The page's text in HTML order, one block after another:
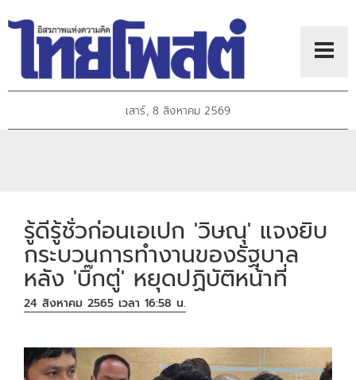
เสาร์, 8 สิงหาคม 2569
รู้ดีรู้ชั่วก่อนเอเปก 'วิษณุ' แจงยิบ
กระบวนการทำงานของรัฐบาล
หลัง 'บิ๊กตู่' หยุดปฏิบัติหน้าที่
24 สิงหาคม 2565 เวลา 16:58 น.